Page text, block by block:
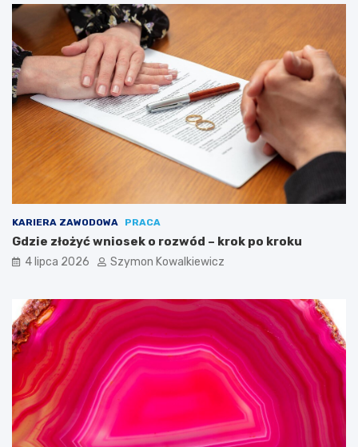
KARIERA ZAWODOWA PRACA
Gdzie złożyć wniosek o rozwód – krok po kroku
4 lipca 2026 Szymon Kowalkiewicz